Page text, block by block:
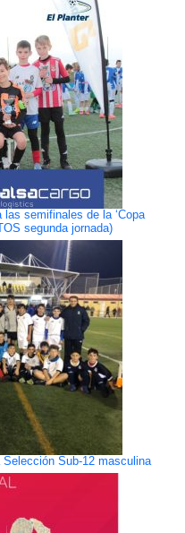
semifinales de la ‘Copa
segunda jornada)
Selección Sub-12 masculina